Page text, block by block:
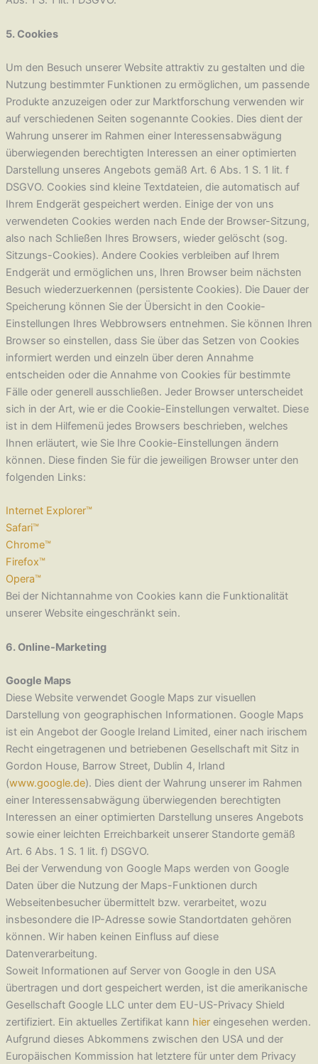
5. Cookies
Um den Besuch unserer Website attraktiv zu gestalten und die
Nutzung bestimmter Funktionen zu ermöglichen, um passende
Produkte anzuzeigen oder zur Marktforschung verwenden wir
auf verschiedenen Seiten sogenannte Cookies. Dies dient der
Wahrung unserer im Rahmen einer Interessensabwägung
überwiegenden berechtigten Interessen an einer optimierten
Darstellung unseres Angebots gemäß Art. 6 Abs. 1 S. 1 lit. f
DSGVO. Cookies sind kleine Textdateien, die automatisch auf
Ihrem Endgerät gespeichert werden. Einige der von uns
verwendeten Cookies werden nach Ende der Browser-Sitzung,
also nach Schließen Ihres Browsers, wieder gelöscht (sog.
Sitzungs-Cookies). Andere Cookies verbleiben auf Ihrem
Endgerät und ermöglichen uns, Ihren Browser beim nächsten
Besuch wiederzuerkennen (persistente Cookies). Die Dauer der
Speicherung können Sie der Übersicht in den Cookie-
Einstellungen Ihres Webbrowsers entnehmen. Sie können Ihren
Browser so einstellen, dass Sie über das Setzen von Cookies
informiert werden und einzeln über deren Annahme
entscheiden oder die Annahme von Cookies für bestimmte
Fälle oder generell ausschließen. Jeder Browser unterscheidet
sich in der Art, wie er die Cookie-Einstellungen verwaltet. Diese
ist in dem Hilfemenü jedes Browsers beschrieben, welches
Ihnen erläutert, wie Sie Ihre Cookie-Einstellungen ändern
können. Diese finden Sie für die jeweiligen Browser unter den
folgenden Links:
Internet Explorer™
Safari™
Chrome™
Firefox™
Opera™
Bei der Nichtannahme von Cookies kann die Funktionalität
unserer Website eingeschränkt sein.
6. Online-Marketing
Google Maps
Diese Website verwendet Google Maps zur visuellen
Darstellung von geographischen Informationen. Google Maps
ist ein Angebot der Google Ireland Limited, einer nach irischem
Recht eingetragenen und betriebenen Gesellschaft mit Sitz in
Gordon House, Barrow Street, Dublin 4, Irland
(www.google.de). Dies dient der Wahrung unserer im Rahmen
einer Interessensabwägung überwiegenden berechtigten
Interessen an einer optimierten Darstellung unseres Angebots
sowie einer leichten Erreichbarkeit unserer Standorte gemäß
Art. 6 Abs. 1 S. 1 lit. f) DSGVO.
Bei der Verwendung von Google Maps werden von Google
Daten über die Nutzung der Maps-Funktionen durch
Webseitenbesucher übermittelt bzw. verarbeitet, wozu
insbesondere die IP-Adresse sowie Standortdaten gehören
können. Wir haben keinen Einfluss auf diese
Datenverarbeitung.
Soweit Informationen auf Server von Google in den USA
übertragen und dort gespeichert werden, ist die amerikanische
Gesellschaft Google LLC unter dem EU-US-Privacy Shield
zertifiziert. Ein aktuelles Zertifikat kann hiereingesehen werden.
Aufgrund dieses Abkommens zwischen den USA und der
Europäischen Kommission hat letztere für unter dem Privacy